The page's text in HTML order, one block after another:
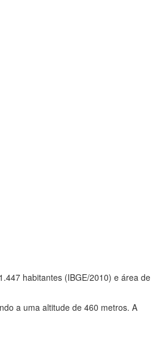
habitantes (IBGE/2010) e área de
a uma altitude de 460 metros. A